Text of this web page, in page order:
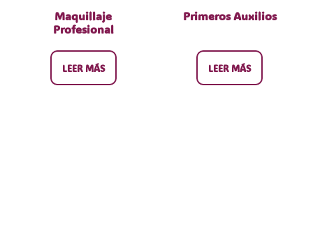
Maquillaje
Profesional
LEER MÁS
Primeros Auxilios
LEER MÁS